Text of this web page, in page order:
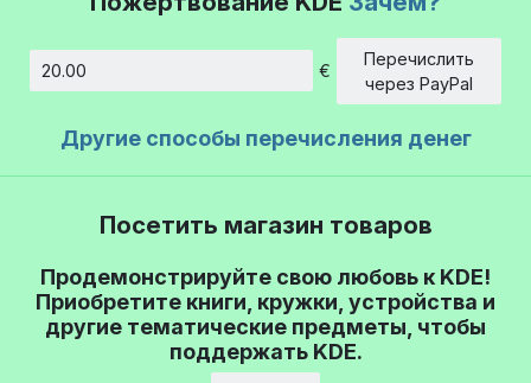
€
Перечислить
через PayPal
Другие способы перечисления денег
Посетить магазин товаров
Продемонстрируйте свою любовь к KDE!
Приобретите книги, кружки, устройства и
другие тематические предметы, чтобы
поддержать KDE.